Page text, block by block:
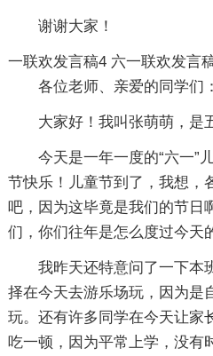
谢谢大家！
一联欢发言稿4
各位老师、亲爱的同学们：
大家好！我叫张萌萌，是
今天是一年一度的“六一”
节快乐！儿童节到了，我想，
吧，因为这毕竟是我们的节日
们，你们往年是怎么度过今天
我昨天还特意问了一下本
择在今天去游乐场玩，因为是
玩。还有许多同学在今天让家
吃一顿，因为平常上学，没有
六一联欢发言